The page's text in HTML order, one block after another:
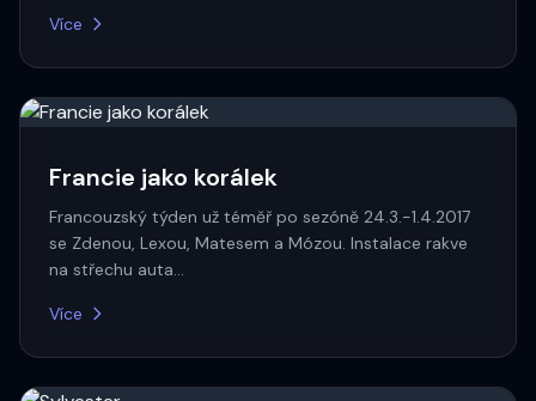
Více
Francie jako korálek
Francouzský týden už téměř po sezóně 24.3.-1.4.2017
se Zdenou, Lexou, Matesem a Mózou. Instalace rakve
na střechu auta…
Více